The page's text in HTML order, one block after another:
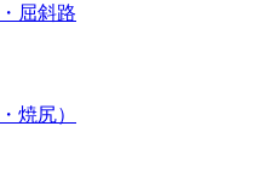
屈斜路
焼尻）